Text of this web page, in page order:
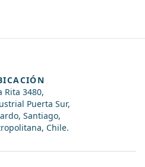
Rita 3480,
Puerta Sur,
Santiago,
Chile.